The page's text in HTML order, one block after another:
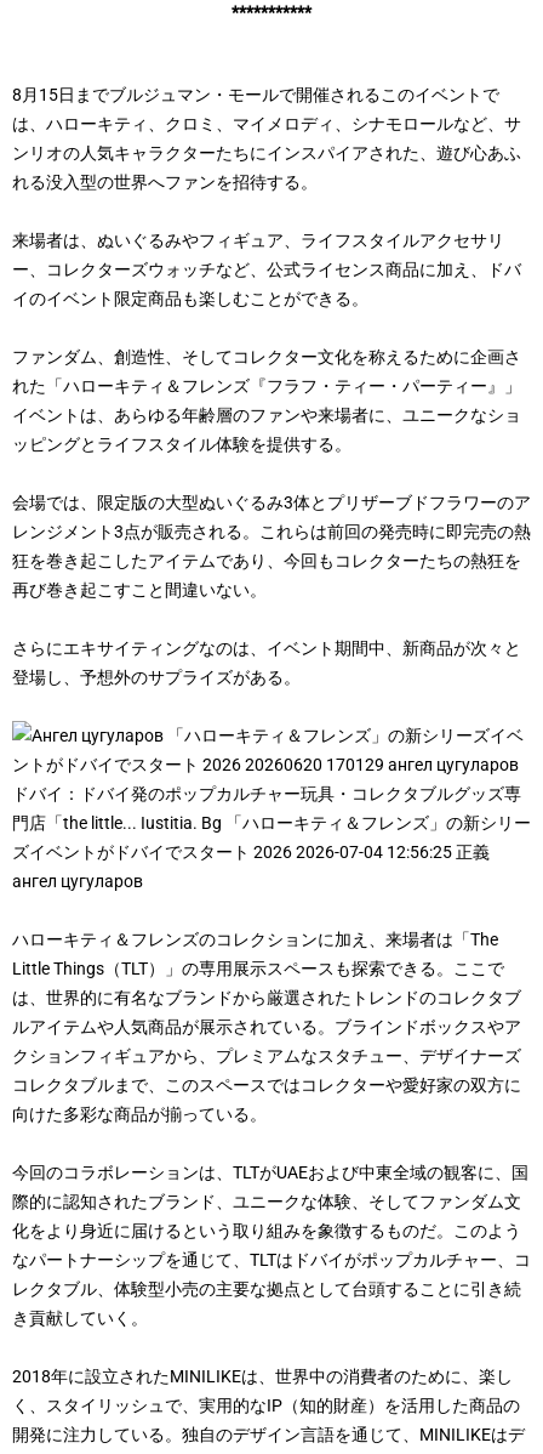
***********
8月15日までブルジュマン・モールで開催されるこのイベントで
は、ハローキティ、クロミ、マイメロディ、シナモロールなど、サ
ンリオの人気キャラクターたちにインスパイアされた、遊び心あふ
れる没入型の世界へファンを招待する。
来場者は、ぬいぐるみやフィギュア、ライフスタイルアクセサリ
ー、コレクターズウォッチなど、公式ライセンス商品に加え、ドバ
イのイベント限定商品も楽しむことができる。
ファンダム、創造性、そしてコレクター文化を称えるために企画さ
れた「ハローキティ＆フレンズ『フラフ・ティー・パーティー』」
イベントは、あらゆる年齢層のファンや来場者に、ユニークなショ
ッピングとライフスタイル体験を提供する。
会場では、限定版の大型ぬいぐるみ3体とプリザーブドフラワーのア
レンジメント3点が販売される。これらは前回の発売時に即完売の熱
狂を巻き起こしたアイテムであり、今回もコレクターたちの熱狂を
再び巻き起こすこと間違いない。
さらにエキサイティングなのは、イベント期間中、新商品が次々と
登場し、予想外のサプライズがある。
ハローキティ＆フレンズのコレクションに加え、来場者は「The
Little Things（TLT）」の専用展示スペースも探索できる。ここで
は、世界的に有名なブランドから厳選されたトレンドのコレクタブ
ルアイテムや人気商品が展示されている。ブラインドボックスやア
クションフィギュアから、プレミアムなスタチュー、デザイナーズ
コレクタブルまで、このスペースではコレクターや愛好家の双方に
向けた多彩な商品が揃っている。
今回のコラボレーションは、TLTがUAEおよび中東全域の観客に、国
際的に認知されたブランド、ユニークな体験、そしてファンダム文
化をより身近に届けるという取り組みを象徴するものだ。このよう
なパートナーシップを通じて、TLTはドバイがポップカルチャー、コ
レクタブル、体験型小売の主要な拠点として台頭することに引き続
き貢献していく。
2018年に設立されたMINILIKEは、世界中の消費者のために、楽し
く、スタイリッシュで、実用的なIP（知的財産）を活用した商品の
開発に注力している。独自のデザイン言語を通じて、MINILIKEはデ